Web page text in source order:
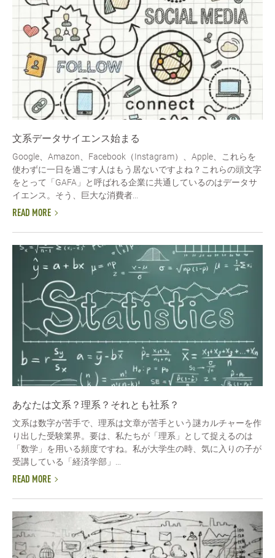
文系データサイエンス始まる
Google、Amazon、Facebook（Instagram）、Apple、これらを
使わずに一日を過ごす人はもう居ないですよね？これらの頭文字
をとって「GAFA」と呼ばれる企業に共通しているのはデータサ
イエンス。そう、巨大な消費者...
READ MORE
あなたは文系？理系？それとも社系？
文系は数字が苦手で、理系は文章が苦手という謎カルチャーを作
り出した受験業界。要は、私たちが「理系」として捉えるのは
「数学」を用いる頻度ですね。私が大学生の時、気に入りの子が
受講している「経済学部」...
READ MORE